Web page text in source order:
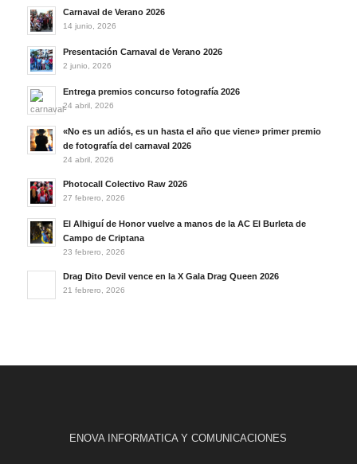
Carnaval de Verano 2026
14 junio, 2026
Presentación Carnaval de Verano 2026
2 junio, 2026
Entrega premios concurso fotografía 2026
24 abril, 2026
«No es un adiós, es un hasta el año que viene» primer premio
de fotografía del carnaval 2026
24 abril, 2026
Photocall Colectivo Raw 2026
27 febrero, 2026
El Alhiguí de Honor vuelve a manos de la AC El Burleta de
Campo de Criptana
23 febrero, 2026
Drag Dito Devil vence en la X Gala Drag Queen 2026
21 febrero, 2026
ENOVA INFORMATICA Y COMUNICACIONES